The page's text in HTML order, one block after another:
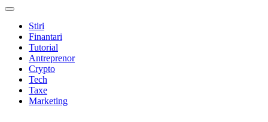
Stiri
Finantari
Tutorial
Antreprenor
Crypto
Tech
Taxe
Marketing